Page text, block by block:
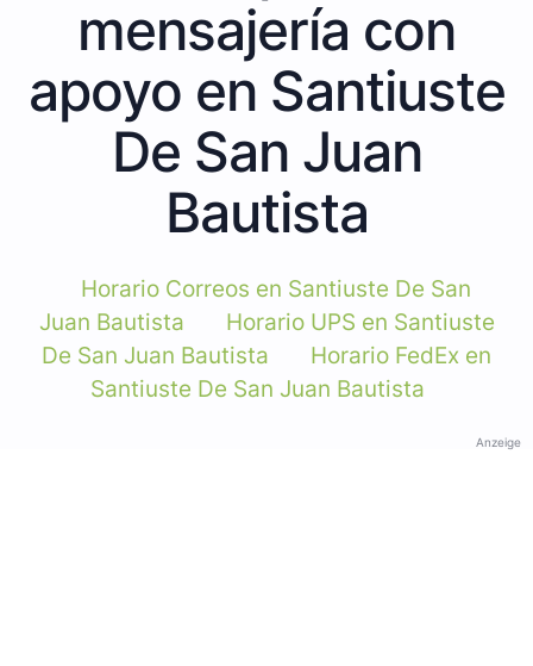
mensajería con
apoyo en Santiuste
De San Juan
Bautista
Horario Correos en Santiuste De San
Juan Bautista
Horario UPS en Santiuste
De San Juan Bautista
Horario FedEx en
Santiuste De San Juan Bautista
Anzeige